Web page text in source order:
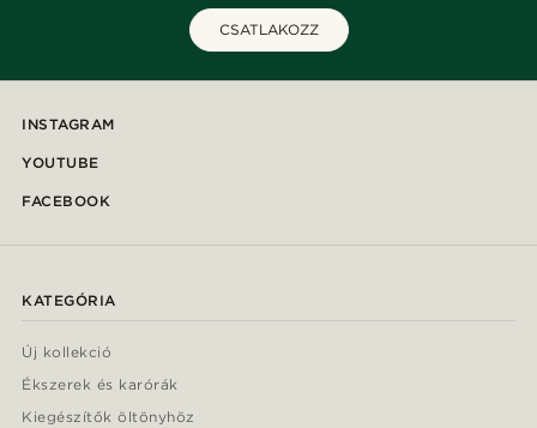
CSATLAKOZZ
INSTAGRAM
YOUTUBE
FACEBOOK
KATEGÓRIA
Új kollekció
Ékszerek és karórák
Kiegészítők öltönyhöz